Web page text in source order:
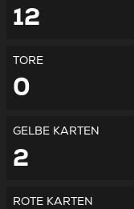
12
TORE
0
GELBE KARTEN
2
ROTE KARTEN